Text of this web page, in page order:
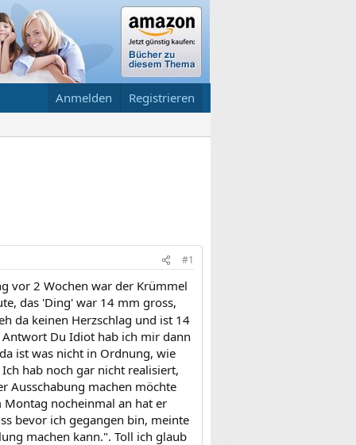
Anmelden Registrieren
#1
vor 2 Wochen war der Krümmel
das 'Ding' war 14 mm gross,
da keinen Herzschlag und ist 14
Antwort Du Idiot hab ich mir dann
ist was nicht in Ordnung, wie
hab noch gar nicht realisiert,
Ausschabung machen möchte
Montag nocheinmal an hat er
bevor ich gegangen bin, meinte
machen kann.". Toll ich glaub